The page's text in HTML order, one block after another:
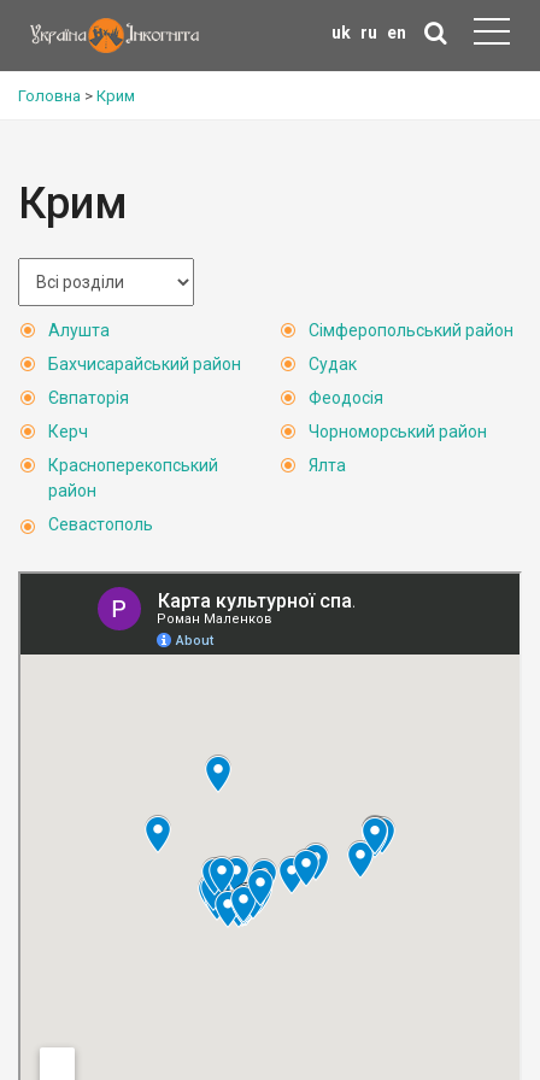
uk ru en
Головна > Крим
Крим
Алушта
Бахчисарайський район
Євпаторія
Керч
Красноперекопський
район
Севастополь
Сімферопольський район
Судак
Феодосія
Чорноморський район
Ялта